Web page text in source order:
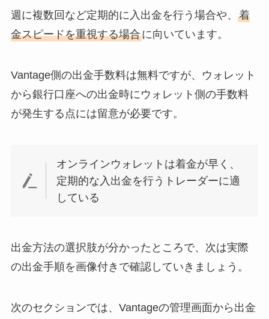
週に複数回など定期的に入出金を行う場合や、 着
金スピードを重視する場合に向いています。
Vantage側の出金手数料は無料ですが、ウォレット
から銀行口座への出金時にウォレット側の手数料
が発生する点には留意が必要です。
オンラインウォレットは着金が早く、
定期的な入出金を行うトレーダーに適
している
出金方法の選択肢が分かったところで、次は実際
の出金手順を画像付きで確認していきましょう。
次のセクションでは、Vantageの管理画面から出金